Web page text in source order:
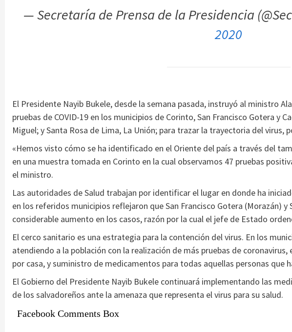
— Secretaría de Prensa de la Presidencia
2020
El Presidente Nayib Bukele, desde la semana pasada, instruyó al ministro
pruebas de COVID-19 en los municipios de Corinto, San Francisco Gotera y
Miguel; y Santa Rosa de Lima, La Unión; para trazar la trayectoria del virus,
«Hemos visto cómo se ha identificado en el Oriente del país a través del
en una muestra tomada en Corinto en la cual observamos 47 pruebas
el ministro.
Las autoridades de Salud trabajan por identificar el lugar en donde ha
en los referidos municipios reflejaron que San Francisco Gotera (Morazán) y
considerable aumento en los casos, razón por la cual el jefe de Estado
El cerco sanitario es una estrategia para la contención del virus. En los
atendiendo a la población con la realización de más pruebas de
por casa, y suministro de medicamentos para todas aquellas personas que
El Gobierno del Presidente Nayib Bukele continuará implementando las
de los salvadoreños ante la amenaza que representa el virus para su salud.
Facebook Comments Box